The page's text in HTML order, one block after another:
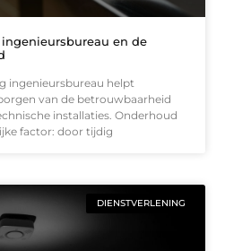
en de
ingenieursbureau helpt
van de betrouwbaarheid
installaties. Onderhoud
factor: door tijdig
DIENSTVERLENING